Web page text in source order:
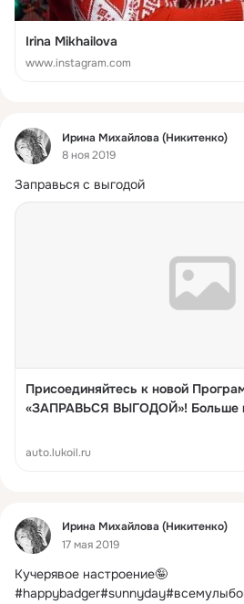
Irina Mikhailova
www.instagram.com
Фид
Ирина Михайлова (Никитенко)
8 ноя 2019
Заправься с выгодой
Присоединяйтесь к новой
«ЗАПРАВЬСЯ ВЫГОДОЙ»! Больше
auto.lukoil.ru
Фид
Ирина Михайлова (Никитенко)
17 мая 2019
Кучерявое настроение🤪